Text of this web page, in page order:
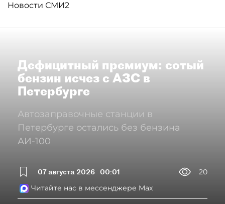
Новости СМИ2
Дефицитный премиум: сотый
бензин исчез с АЗС в
Петербурге
Автозаправочные станции в
Петербурге остались без бензина
АИ-100
07 августа 2026 00:01
20
Читайте нас в мессенджере Max